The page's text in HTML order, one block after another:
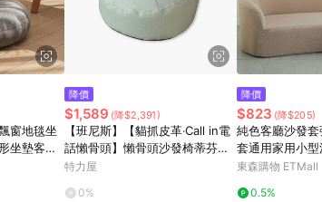
窗地毯坐
坐墊客廳
降價
$1,589 (降$2,391)
【班尼斯】【貓抓皮革‧Call in電
話懶骨頭】懶骨頭沙發椅蒂芬妮
綠
特力屋
0%
降價
$823 (降$205)
純色客廳沙發
套通用家用小型
座套
東森購物 ETMall
0.5%